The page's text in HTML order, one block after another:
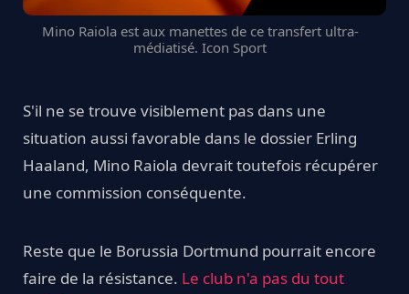
Mino Raiola est aux manettes de ce transfert ultra-
médiatisé. Icon Sport
S'il ne se trouve visiblement pas dans une
situation aussi favorable dans le dossier Erling
Haaland, Mino Raiola devrait toutefois récupérer
une commission conséquente.
Reste que le Borussia Dortmund pourrait encore
faire de la résistance. Le club n'a pas du tout